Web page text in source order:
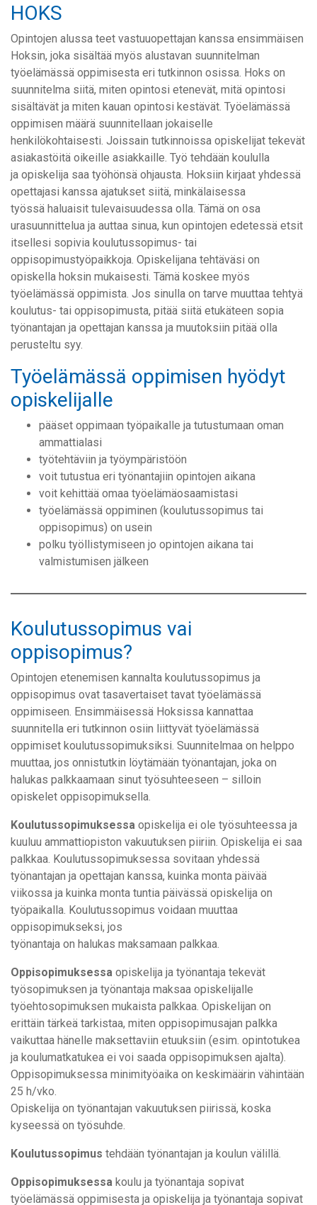
HOKS
Opintojen alussa teet vastuuopettajan kanssa ensimmäisen
Hoksin, joka sisältää myös alustavan suunnitelman
työelämässä oppimisesta eri tutkinnon osissa. Hoks on
suunnitelma siitä, miten opintosi etenevät, mitä opintosi
sisältävät ja miten kauan opintosi kestävät. Työelämässä
oppimisen määrä suunnitellaan jokaiselle
henkilökohtaisesti. Joissain tutkinnoissa opiskelijat tekevät
asiakastöitä oikeille asiakkaille. Työ tehdään koululla
ja opiskelija saa työhönsä ohjausta. Hoksiin kirjaat yhdessä
opettajasi kanssa ajatukset siitä, minkälaisessa
työssä haluaisit tulevaisuudessa olla. Tämä on osa
urasuunnittelua ja auttaa sinua, kun opintojen edetessä etsit
itsellesi sopivia koulutussopimus- tai
oppisopimustyöpaikkoja. Opiskelijana tehtäväsi on
opiskella hoksin mukaisesti. Tämä koskee myös
työelämässä oppimista. Jos sinulla on tarve muuttaa tehtyä
koulutus- tai oppisopimusta, pitää siitä etukäteen sopia
työnantajan ja opettajan kanssa ja muutoksiin pitää olla
perusteltu syy.
Työelämässä oppimisen hyödyt
opiskelijalle
pääset oppimaan työpaikalle ja tutustumaan oman
ammattialasi
työtehtäviin ja työympäristöön
voit tutustua eri työnantajiin opintojen aikana
voit kehittää omaa työelämäosaamistasi
työelämässä oppiminen (koulutussopimus tai
oppisopimus) on usein
polku työllistymiseen jo opintojen aikana tai
valmistumisen jälkeen
Koulutussopimus vai
oppisopimus?
Opintojen etenemisen kannalta koulutussopimus ja
oppisopimus ovat tasavertaiset tavat työelämässä
oppimiseen. Ensimmäisessä Hoksissa kannattaa
suunnitella eri tutkinnon osiin liittyvät työelämässä
oppimiset koulutussopimuksiksi. Suunnitelmaa on helppo
muuttaa, jos onnistutkin löytämään työnantajan, joka on
halukas palkkaamaan sinut työsuhteeseen – silloin
opiskelet oppisopimuksella.
Koulutussopimuksessa opiskelija ei ole työsuhteessa ja
kuuluu ammattiopiston vakuutuksen piiriin. Opiskelija ei saa
palkkaa. Koulutussopimuksessa sovitaan yhdessä
työnantajan ja opettajan kanssa, kuinka monta päivää
viikossa ja kuinka monta tuntia päivässä opiskelija on
työpaikalla. Koulutussopimus voidaan muuttaa
oppisopimukseksi, jos
työnantaja on halukas maksamaan palkkaa.
Oppisopimuksessa opiskelija ja työnantaja tekevät
työsopimuksen ja työnantaja maksaa opiskelijalle
työehtosopimuksen mukaista palkkaa. Opiskelijan on
erittäin tärkeä tarkistaa, miten oppisopimusajan palkka
vaikuttaa hänelle maksettaviin etuuksiin (esim. opintotukea
ja koulumatkatukea ei voi saada oppisopimuksen ajalta).
Oppisopimuksessa minimityöaika on keskimäärin vähintään
25 h/vko.
Opiskelija on työnantajan vakuutuksen piirissä, koska
kyseessä on työsuhde.
Koulutussopimus tehdään työnantajan ja koulun välillä.
Oppisopimuksessa koulu ja työnantaja sopivat
työelämässä oppimisesta ja opiskelija ja työnantaja sopivat